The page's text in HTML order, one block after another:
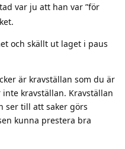
var ju att han var ”för
och skällt ut laget i paus
är kravställan som du är
kravställan. Kravställan
ser till att saker görs
kunna prestera bra